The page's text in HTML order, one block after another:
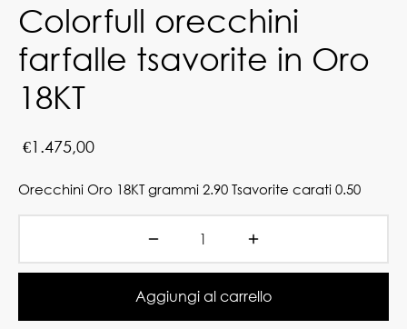
Colorfull orecchini
farfalle tsavorite in Oro
18KT
€1.475,00
Orecchini Oro 18KT grammi 2.90 Tsavorite carati 0.50
Aggiungi al carrello